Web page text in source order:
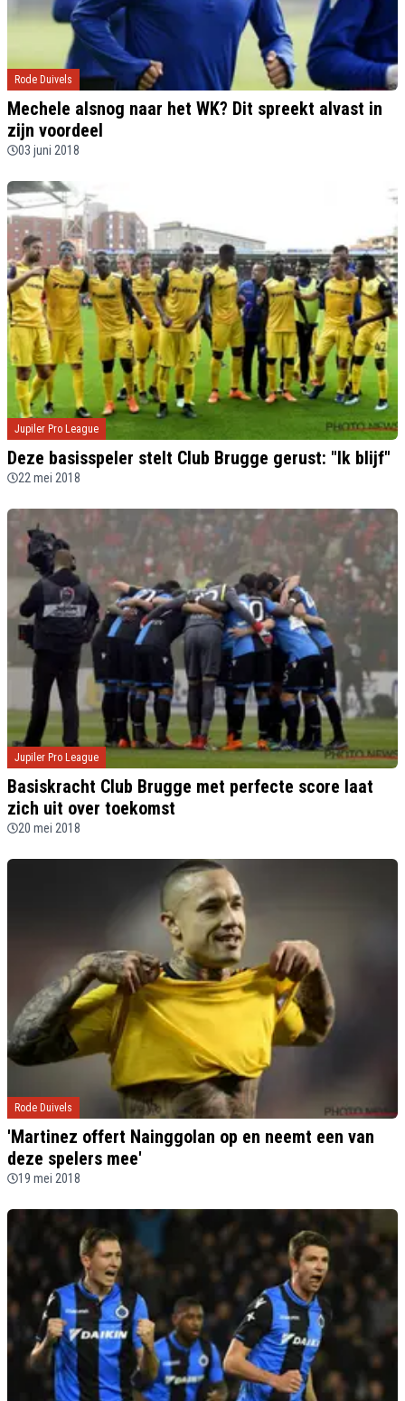
Rode Duivels
Mechele alsnog naar het WK? Dit spreekt alvast in
zijn voordeel
03 juni 2018
Jupiler Pro League
Deze basisspeler stelt Club Brugge gerust: "Ik blijf"
22 mei 2018
Jupiler Pro League
Basiskracht Club Brugge met perfecte score laat
zich uit over toekomst
20 mei 2018
Rode Duivels
'Martinez offert Nainggolan op en neemt een van
deze spelers mee'
19 mei 2018